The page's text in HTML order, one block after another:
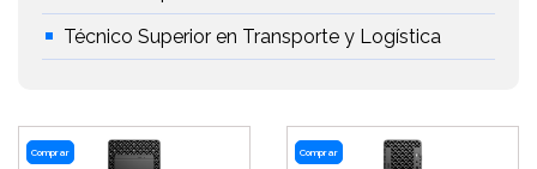
Técnico Superior en Transporte y Logística
Comprar Comprar